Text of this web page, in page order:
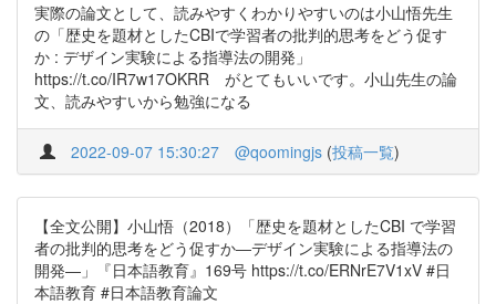
実際の論文として、読みやすくわかりやすいのは小山悟先生
の「歴史を題材としたCBIで学習者の批判的思考をどう促す
か : デザイン実験による指導法の開発」
https://t.co/IR7w17OKRR がとてもいいです。小山先生の論
文、読みやすいから勉強になる
2022-09-07 15:30:27 @qoomingjs (投稿一覧)
【全文公開】小山悟（2018）「歴史を題材としたCBI で学習
者の批判的思考をどう促すか―デザイン実験による指導法の
開発―」『日本語教育』169号 https://t.co/ERNrE7V1xV #日
本語教育 #日本語教育論文